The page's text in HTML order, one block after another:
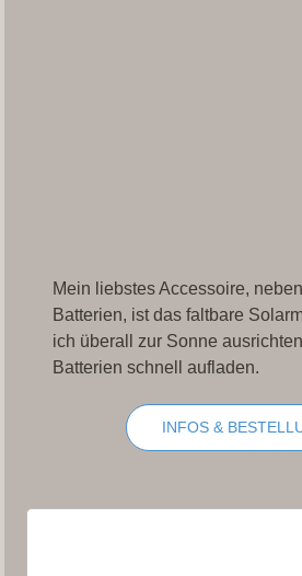
Mein liebstes Accessoire,
Batterien, ist das faltbare
ich überall zur Sonne
Batterien schnell aufladen.
INFOS &